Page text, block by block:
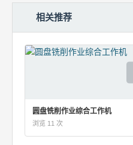
相关推荐
圆盘铣削作业综合工作机
浏览 11 次